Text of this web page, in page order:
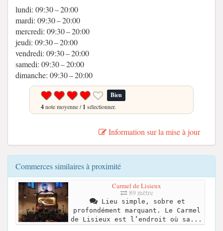
lundi: 09:30 – 20:00
mardi: 09:30 – 20:00
mercredi: 09:30 – 20:00
jeudi: 09:30 – 20:00
vendredi: 09:30 – 20:00
samedi: 09:30 – 20:00
dimanche: 09:30 – 20:00
Bien
4note moyenne /1 sélectionner.
Information sur la mise à jour
Commerces similaires à proximité
Carmel de Lisieux
89 mètre
Lieu simple, sobre et
profondément marquant. Le Carmel
de Lisieux est l’endroit où sa...